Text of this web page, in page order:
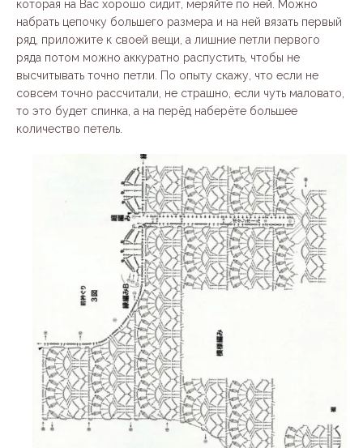
которая на Вас хорошо сидит, меряйте по ней. Можно
набрать цепочку большего размера и на ней вязать первый
ряд, приложите к своей вещи, а лишние петли первого
ряда потом можно аккуратно распустить, чтобы не
высчитывать точно петли. По опыту скажу, что если не
совсем точно рассчитали, не страшно, если чуть маловато,
то это будет спинка, а на перёд наберёте большее
количество петель.